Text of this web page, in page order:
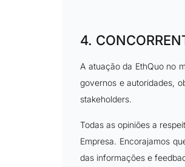
4.
A atuação da EthQuo no
governos e autoridades,
stakeholders.
Todas as opiniões a
Empresa. Encorajamos
das informações e